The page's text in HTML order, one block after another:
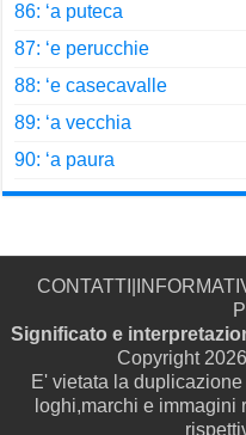
86: ‘a puteca
87: ‘e perucchie
88: ‘e casecavalle
89: ‘a vecchia
90: ‘a paura
CONTATTI
Significato e
Copyright
E' vietata la duplicazione
loghi,marchi e immagini